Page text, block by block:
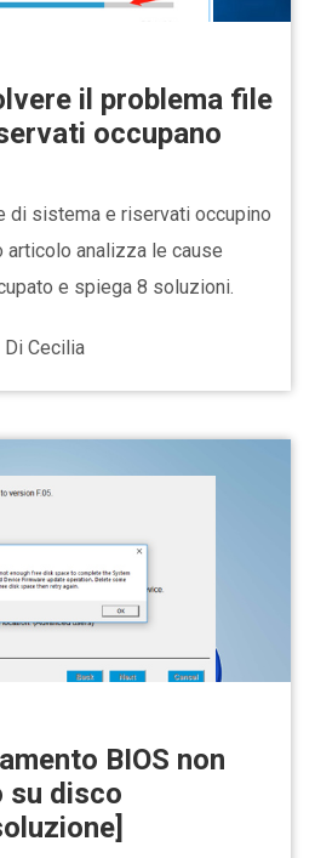
il problema file
occupano
di sistema e riservati occupino
analizza le cause
e spiega 8 soluzioni.
Di Cecilia
BIOS non
su disco